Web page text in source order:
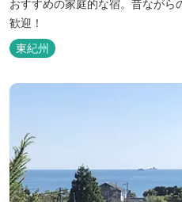
おすすめの家庭的な宿。昔なが
歓迎！
東紀州